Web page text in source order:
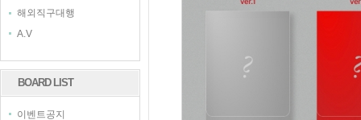
해외직구대행
A.V
BOARD LIST
이벤트공지